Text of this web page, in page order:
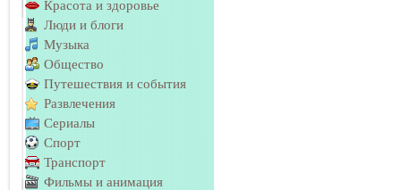
Красота и здоровье
Люди и блоги
Музыка
Общество
Путешествия и события
Развлечения
Сериалы
Спорт
Транспорт
Фильмы и анимация